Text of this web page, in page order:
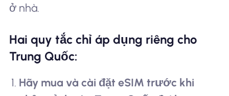
ở nhà.
Hai quy tắc chỉ áp dụng riêng cho
Trung Quốc:
Hãy mua và cài đặt eSIM trước khi